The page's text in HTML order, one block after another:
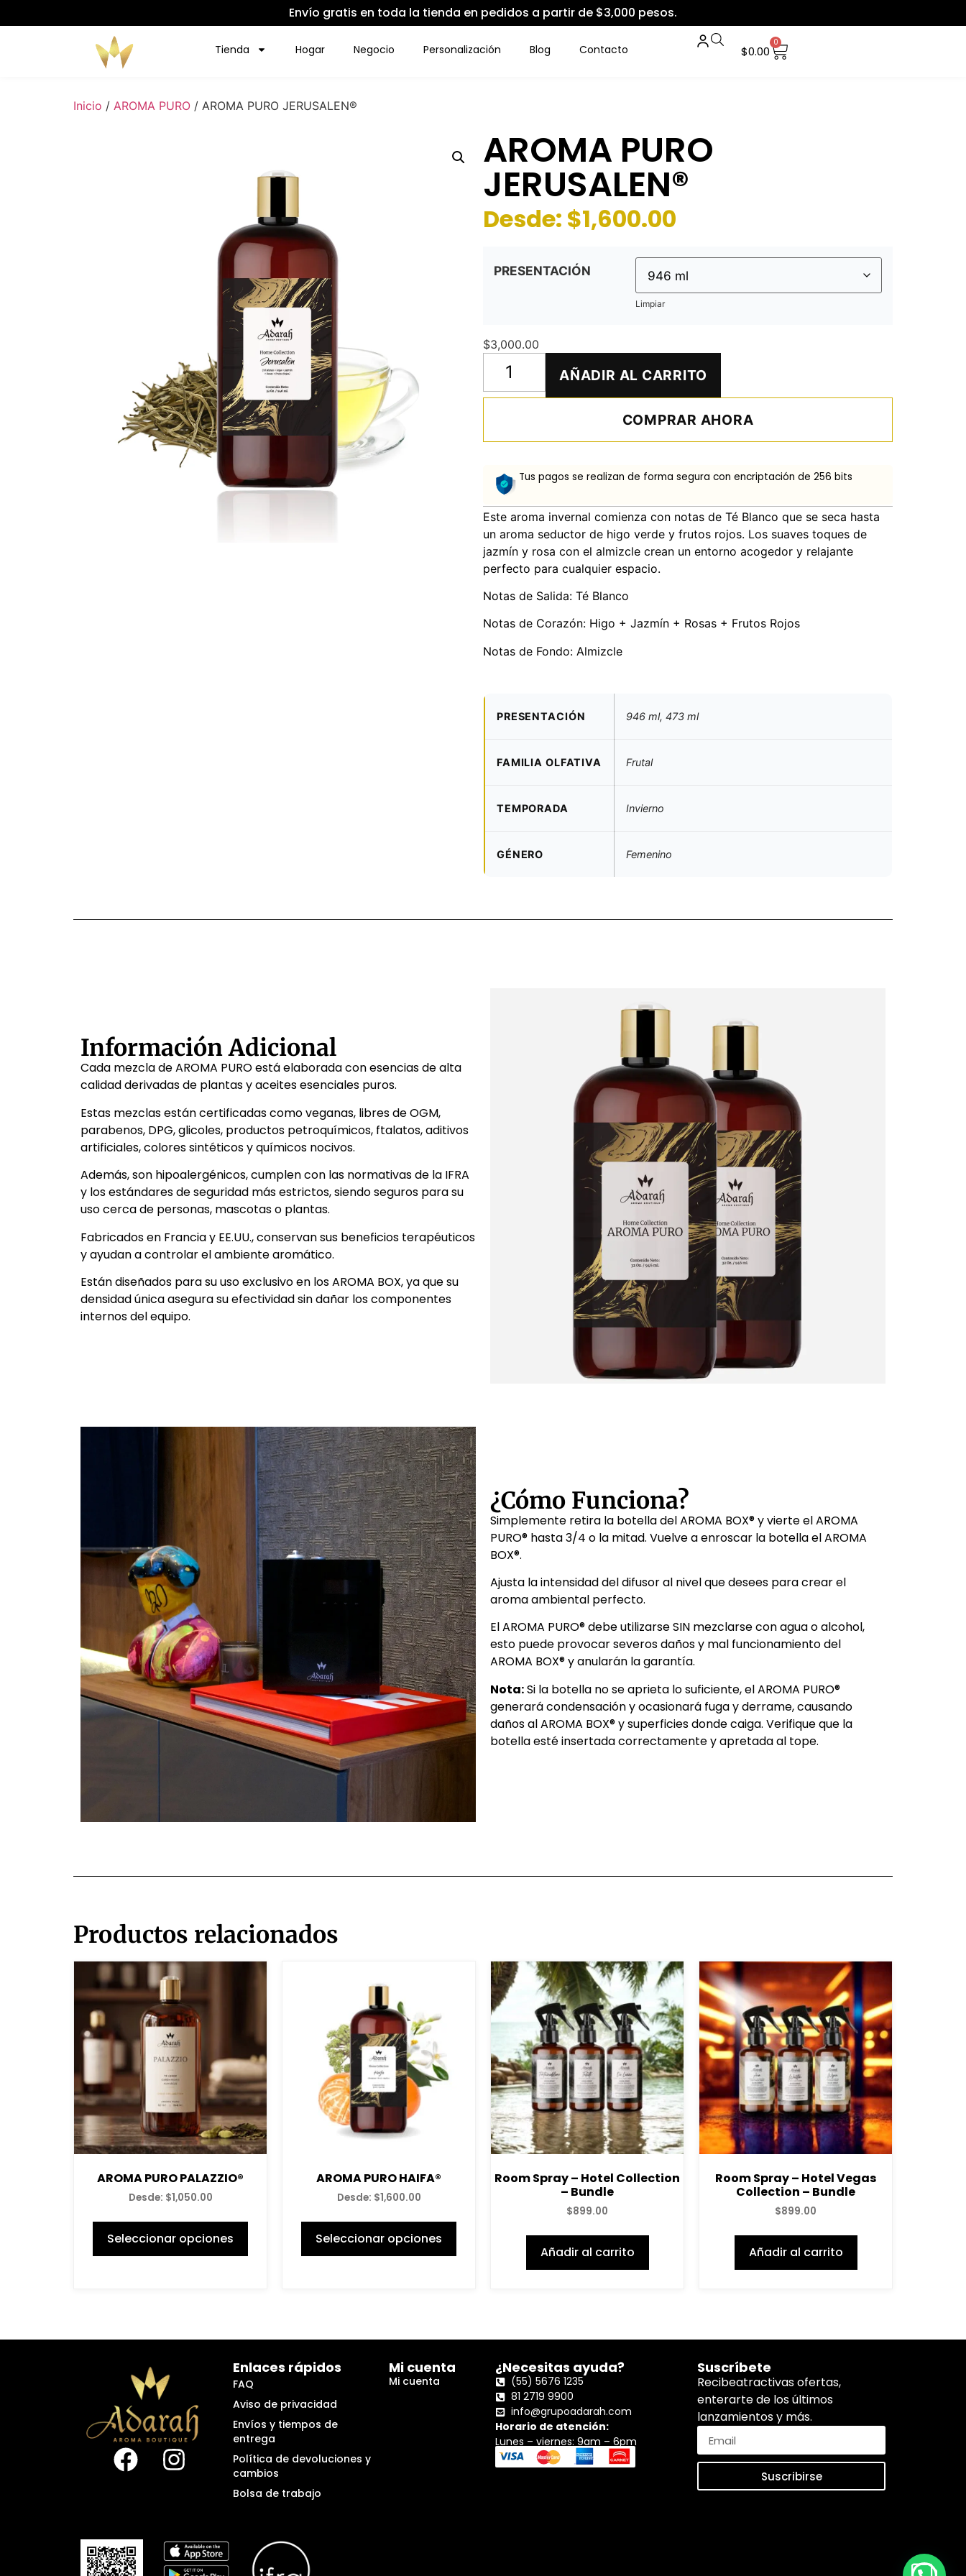
Envío gratis en toda la tienda en pedidos a partir de $3,000 pesos.
Tienda Hogar Negocio Personalización Blog Contacto $0.00
0
Inicio / AROMA PURO / AROMA PURO JERUSALEN®
AROMA PURO
JERUSALEN®
Desde: $1,600.00
PRESENTACIÓN
Limpiar
$3,000.00
AÑADIR AL CARRITO
COMPRAR AHORA
Tus pagos se realizan de forma segura con encriptación de 256 bits
Este aroma invernal comienza con notas de Té Blanco que se seca hasta
un aroma seductor de higo verde y frutos rojos. Los suaves toques de
jazmín y rosa con el almizcle crean un entorno acogedor y relajante
perfecto para cualquier espacio.
Notas de Salida: Té Blanco
Notas de Corazón: Higo + Jazmín + Rosas + Frutos Rojos
Notas de Fondo: Almizcle
PRESENTACIÓN 946 ml, 473 ml
FAMILIA OLFATIVA Frutal
TEMPORADA Invierno
GÉNERO Femenino
Información Adicional
Cada mezcla de AROMA PURO está elaborada con esencias de alta
calidad derivadas de plantas y aceites esenciales puros.
Estas mezclas están certificadas como veganas, libres de OGM,
parabenos, DPG, glicoles, productos petroquímicos, ftalatos, aditivos
artificiales, colores sintéticos y químicos nocivos.
Además, son hipoalergénicos, cumplen con las normativas de la IFRA
y los estándares de seguridad más estrictos, siendo seguros para su
uso cerca de personas, mascotas o plantas.
Fabricados en Francia y EE.UU., conservan sus beneficios terapéuticos
y ayudan a controlar el ambiente aromático.
Están diseñados para su uso exclusivo en los AROMA BOX, ya que su
densidad única asegura su efectividad sin dañar los componentes
internos del equipo.
¿Cómo Funciona?
Simplemente retira la botella del AROMA BOX® y vierte el AROMA
PURO® hasta 3/4 o la mitad. Vuelve a enroscar la botella el AROMA
BOX®.
Ajusta la intensidad del difusor al nivel que desees para crear el
aroma ambiental perfecto.
El AROMA PURO® debe utilizarse SIN mezclarse con agua o alcohol,
esto puede provocar severos daños y mal funcionamiento del
AROMA BOX® y anularán la garantía.
Nota:Si la botella no se aprieta lo suficiente, el AROMA PURO®
generará condensación y ocasionará fuga y derrame, causando
daños al AROMA BOX® y superficies donde caiga. Verifique que la
botella esté insertada correctamente y apretada al tope.
Productos relacionados
AROMA PURO PALAZZIO®
Desde: $1,050.00
Seleccionar opciones
AROMA PURO HAIFA®
Desde: $1,600.00
Seleccionar opciones
Room Spray – Hotel Collection
– Bundle
$899.00
Añadir al carrito
Room Spray – Hotel Vegas
Collection – Bundle
$899.00
Añadir al carrito
Enlaces rápidos
FAQ
Aviso de privacidad
Envíos y tiempos de
entrega
Política de devoluciones y
cambios
Bolsa de trabajo
Mi cuenta
Mi cuenta
¿Necesitas ayuda?
(55) 5676 1235
81 2719 9900
info@grupoadarah.com
Horario de atención:
Lunes – viernes: 9am – 6pm
Suscríbete
Recibeatractivas ofertas,
enterarte de los últimos
lanzamientos y más.
Suscribirse